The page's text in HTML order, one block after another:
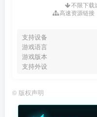
不限下载
高速资源链接
支持设备
游戏语言
游戏版本
支持外设
© 版权声明